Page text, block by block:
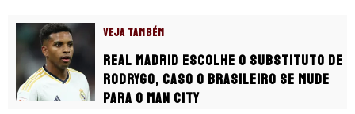
VEJA TAMBÉM
Real Madrid escolhe o substituto de
Rodrygo, caso o brasileiro se mude
para o Man City